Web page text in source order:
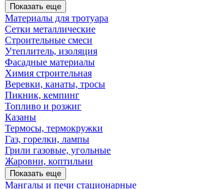
Показать еще
Материалы для тротуара
Сетки металлические
Строительные смеси
Утеплитель, изоляция
Фасадные материалы
Химия строительная
Веревки, канаты, тросы
Пикник, кемпинг
Топливо и розжиг
Казаны
Термосы, термокружки
Газ, горелки, лампы
Грили газовые, угольные
Жаровни, коптильни
Показать еще
Мангалы и печи стационарные